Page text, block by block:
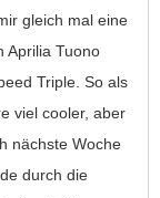
gleich mal eine
Aprilia Tuono
Triple. So als
viel cooler, aber
nächste Woche
durch die